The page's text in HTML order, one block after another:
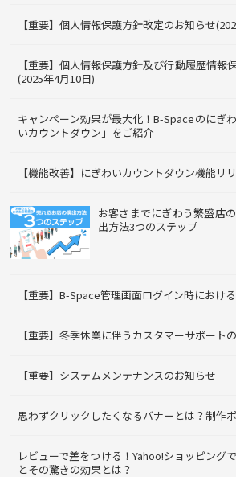
【重要】個人情報保護方針改定のお知らせ
【重要】個人情報保護方針及び行動履歴情報
(2025年4月10日)
キャンペーン効果が最大化！B-Spaceのにぎ
いカウントダウン」をご紹介
【機能改善】にぎわいカウントダウン機能リ
お客さまでにぎわう繁盛店
出方法3つのステップ
【重要】B-Space管理画面ログイン時におけ
【重要】冬季休業に伴うカスタマーサポート
【重要】システムメンテナンスのお知らせ
思わずクリックしたくなるバナーとは？制作
レビューで差をつける！Yahoo!ショッピング
とその驚きの効果とは？